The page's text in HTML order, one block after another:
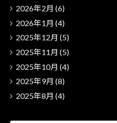
2026年2月 (6)
2026年1月 (4)
2025年12月 (5)
2025年11月 (5)
2025年10月 (4)
2025年9月 (8)
2025年8月 (4)